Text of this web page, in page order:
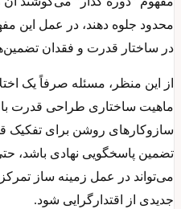
محدود جلوه دهند، در عمل این
در ساختار قدرت و فقدان
از این منظر، مسئله صرفاً یک
ماهیت ساختاری طراحی قدرت
سازوکارهای روشن برای تفکیک
تضمین پاسخگویی نهادی باشد،
می‌تواند در عمل زمینه‌ ساز
جدیدی از اقتدارگرایی شود.